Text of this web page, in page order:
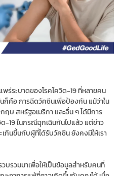
ร่ระบาดของโรคโควิด-19 ที่หลายคน
ก็คือ การฉีดวัคซีนเพื่อป้องกัน แม้ว่าใน
ฤษ สหรัฐอเมริกา และอื่น ๆ ได้มีการ
-19 ในกรณีฉุกเฉินกันไปแล้ว แต่ข่าว
กินขึ้นกับผู้ที่ได้รับวัคซีน ยังคงมีให้เรา
บรวมมาเพื่อให้เป็นข้อมูลสำหรับคนที่